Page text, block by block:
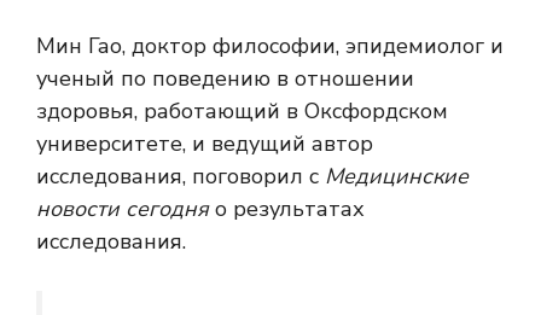
Мин Гао, доктор философии, эпидемиолог и
ученый по поведению в отношении
здоровья, работающий в Оксфордском
университете, и ведущий автор
исследования, поговорил с Медицинские
новости сегодняо результатах
исследования.